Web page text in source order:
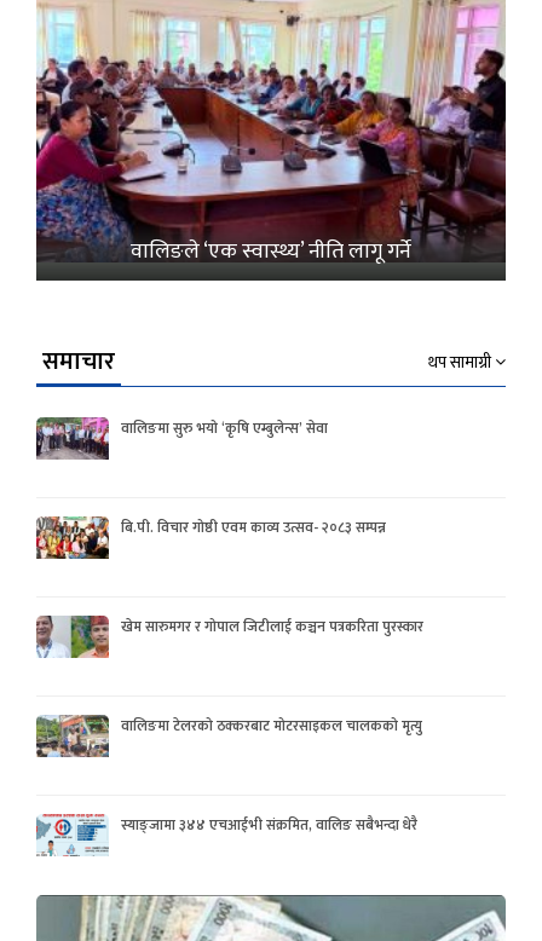
वालिङले ‘एक स्वास्थ्य’ नीति लागू गर्ने
समाचार थप सामाग्री
वालिङमा सुरु भयो ‘कृषि एम्बुलेन्स’ सेवा
बि.पी. विचार गोष्ठी एवम काव्य उत्सव- २०८३ सम्पन्न
खेम सारुमगर र गोपाल जिटीलाई कञ्चन पत्रकरिता पुरस्कार
वालिङमा टेलरको ठक्करबाट मोटरसाइकल चालकको मृत्यु
स्याङ्जामा ३४४ एचआईभी संक्रमित, वालिङ सबैभन्दा धेरै